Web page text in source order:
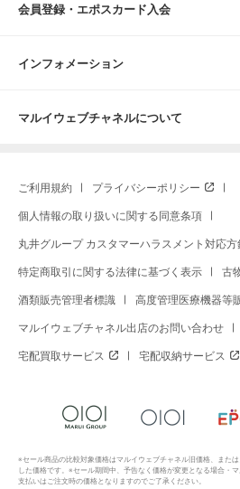
会員登録・エポスカード入会
インフォメーション
マルイウェブチャネルについて
ご利用規約 プライバシーポリシー
個人情報の取り扱いに関する同意条項
丸井グループ カスタマーハラスメント対応方
特定商取引に関する法律に基づく表示 古
酒類販売管理者標識 高度管理医療機器等
マルイウェブチャネル出店のお問い合わせ
宅配買取サービス 宅配収納サービス
※セール商品の比較対象価格はマルイウェブチャネル旧価格、また
した価格です。※セール期間中、予告なく価格が変更となる場合・
支払いはご注文時の価格となりますのでご了承ください。